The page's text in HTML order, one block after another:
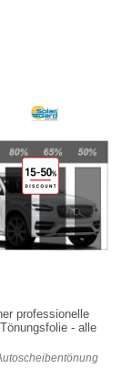
professionelle
- alle